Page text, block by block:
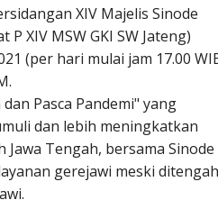
XIV Majelis Sinode
XIV MSW GKI SW Jateng)
(per hari mulai jam 17.00
Pasca Pandemi" yang
dan lebih meningkatkan
Tengah, bersama Sinode
gerejawi meski ditengah